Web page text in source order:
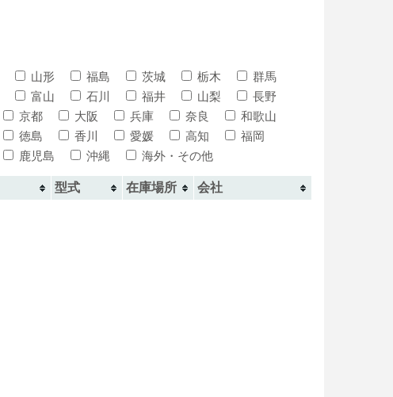
山形 福島 茨城 栃木
群馬
富山 石川 福井 山梨
長野
京都 大阪 兵庫 奈良
和歌山
徳島 香川 愛媛 高知
福岡
鹿児島 沖縄 海外・その他
型式 在庫場所 会社